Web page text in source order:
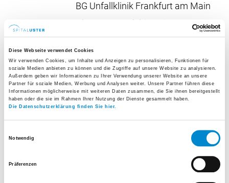
Diese Webseite verwendet Cookies
Wir verwenden Cookies, um Inhalte und Anzeigen zu personalisieren, Funktionen für
soziale Medien anbieten zu können und die Zugriffe auf unsere Website zu analysieren.
Außerdem geben wir Informationen zu Ihrer Verwendung unserer Website an unsere
Partner für soziale Medien, Werbung und Analysen weiter. Unsere Partner führen diese
Informationen möglicherweise mit weiteren Daten zusammen, die Sie ihnen bereitgestellt
haben oder die sie im Rahmen Ihrer Nutzung der Dienste gesammelt haben.
Die Datenschutzerklärung finden Sie hier.
Notwendig
Präferenzen
BG Unfallklinik Frankfurt am Main
2006 - 2015
Oberarzt Handchirurgie, BG
Unfallklinik Frankfurt am Main
(D)
2012
European Diploma in Hand Surgery
(FESSH)
2015 - 2018
Handchirurgische Tätigkeit im
Fachärzteverbund «Rhein-Main»
Seit 04/2018
Leitender Arzt Handchirurgie, Spital